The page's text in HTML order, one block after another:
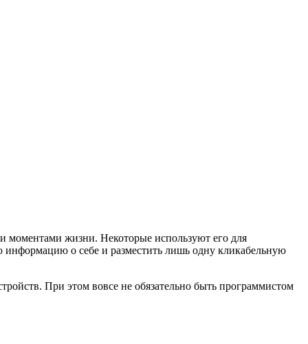
моментами жизни. Некоторые используют его для
информацию о себе и разместить лишь одну кликабельную
При этом вовсе не обязательно быть программистом